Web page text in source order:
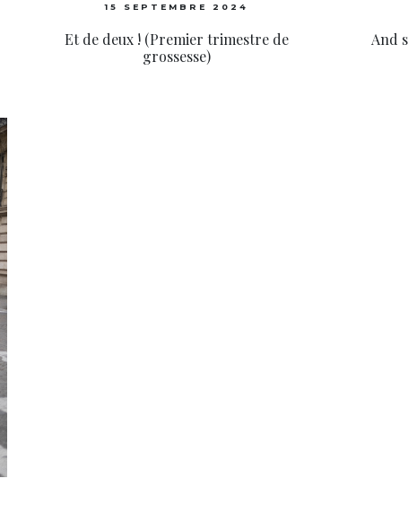
15 SEPTEMBRE 2024
Et de deux ! (Premier trimestre de
grossesse)
And